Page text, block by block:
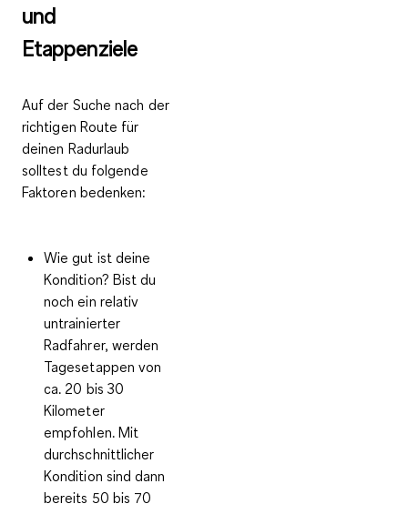
und
Etappenziele
Auf der Suche nach der
richtigen Route für
deinen Radurlaub
solltest du folgende
Faktoren bedenken:
Wie gut ist deine
Kondition? Bist du
noch ein relativ
untrainierter
Radfahrer, werden
Tagesetappen von
ca. 20 bis 30
Kilometer
empfohlen. Mit
durchschnittlicher
Kondition sind dann
bereits 50 bis 70